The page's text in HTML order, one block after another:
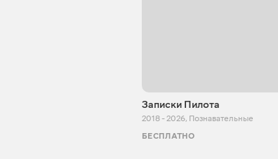
Записки Пилота
2018 - 2026, Познавательные
БЕСПЛАТНО